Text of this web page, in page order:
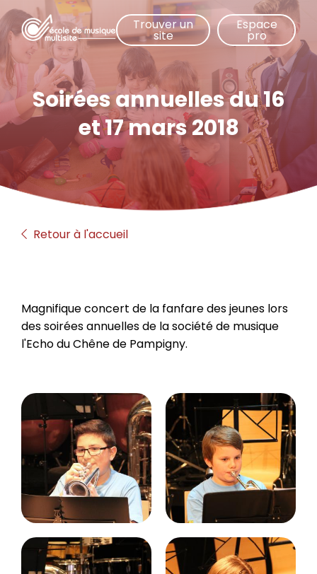
Aller
contenu
principal
Trouver un
site
Espace
pro
Soirées annuelles du 16
et 17 mars 2018
Retour à l'accueil
Magnifique concert de la fanfare des jeunes lors
des soirées annuelles de la société de musique
l'Echo du Chêne de Pampigny.